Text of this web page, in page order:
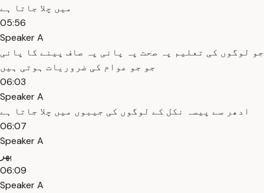
میں چلا جاتا ہے
05:56
Speaker A
جو لوگوں کی تعلیم پہ صحت پہ پانی پہ صاف پینے کا پانی
جو جو عوام کی ضروریات ہوتی ہیں
06:03
Speaker A
ادھر سے پیسہ نکل کے لوگوں کی جیبوں میں چلا جاتا ہے
06:07
Speaker A
پھر
06:09
Speaker A